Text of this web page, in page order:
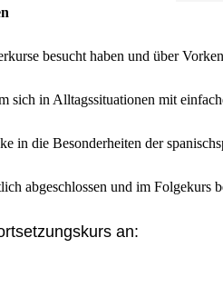
besucht haben und über
sich in Alltagssituationen mit
in die Besonderheiten der
abgeschlossen und im Folgekurs
an: